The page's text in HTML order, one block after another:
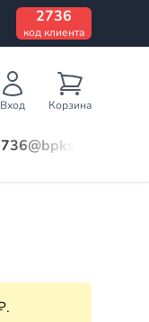
2736
код клиента
Вход Корзина